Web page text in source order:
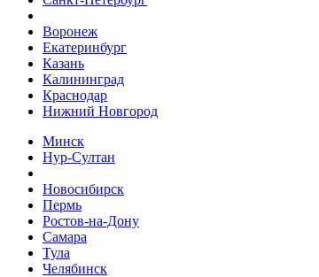
Воронеж
Екатеринбург
Казань
Калининград
Краснодар
Нижний Новгород
Минск
Нур-Султан
Новосибирск
Пермь
Ростов-на-Дону
Самара
Тула
Челябинск